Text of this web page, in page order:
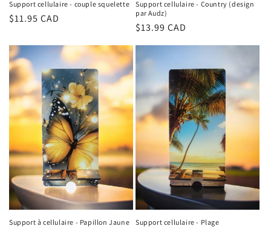
Support cellulaire - couple squelette
Regular
$11.95 CAD
Support cellulaire - Country (design
par Audz)
Regular
$13.99 CAD
Support à cellulaire - Papillon Jaune Support cellulaire - Plage